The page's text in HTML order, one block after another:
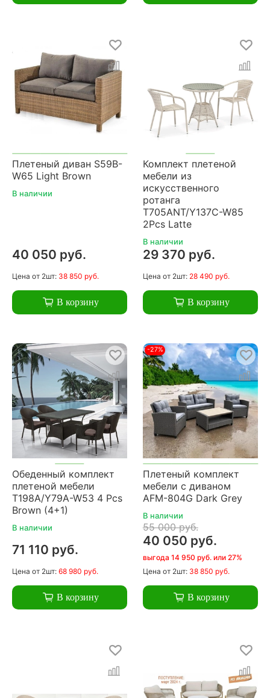
Плетеный диван S59B-
W65 Light Brown
В наличии
40 050 руб.
Цена от 2шт: 38 850 руб.
В корзину
Комплект плетеной
мебели из
искусственного
ротанга
T705ANT/Y137C-W85
2Pcs Latte
В наличии
29 370 руб.
Цена от 2шт: 28 490 руб.
В корзину
Обеденный комплект
плетеной мебели
T198A/Y79A-W53 4 Pcs
Brown (4+1)
В наличии
71 110 руб.
Цена от 2шт: 68 980 руб.
В корзину
-27%
Плетеный комплект
мебели с диваном
AFM-804G Dark Grey
В наличии
55 000 руб.
40 050 руб.
выгода 14 950 руб. или 27%
Цена от 2шт: 38 850 руб.
В корзину